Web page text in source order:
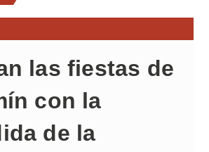
las fiestas de
con la
de la